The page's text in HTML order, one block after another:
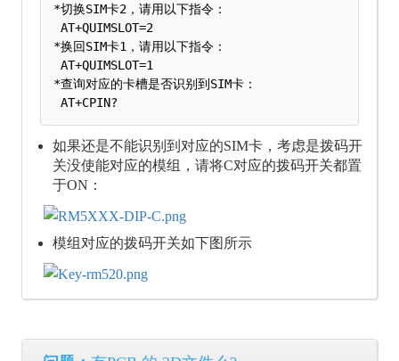
*切换SIM卡2，请用以下指令：
*换回SIM卡1，请用以下指令：
*查询对应的卡槽是否识别到SIM卡：
如果还是不能识别到对应的SIM卡，考虑是拨码开
关没使能对应的模组，请将C对应的拨码开关都置
于ON：
模组对应的拨码开关如下图所示